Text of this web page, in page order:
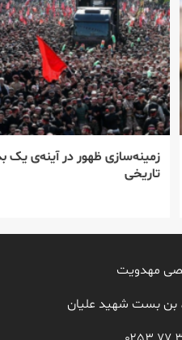
زمینه‌سازی ظهور در آینه‌ی یک
تاریخی
مهدویت